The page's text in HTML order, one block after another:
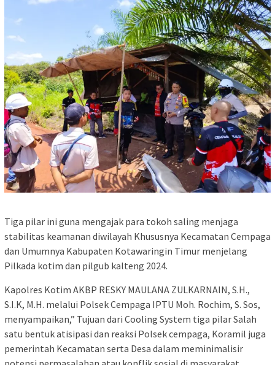
Tiga pilar ini guna mengajak para tokoh saling menjaga
stabilitas keamanan diwilayah Khususnya Kecamatan Cempaga
dan Umumnya Kabupaten Kotawaringin Timur menjelang
Pilkada kotim dan pilgub kalteng 2024.
Kapolres Kotim AKBP RESKY MAULANA ZULKARNAIN, S.H.,
S.I.K, M.H. melalui Polsek Cempaga IPTU Moh. Rochim, S. Sos,
menyampaikan,” Tujuan dari Cooling System tiga pilar Salah
satu bentuk atisipasi dan reaksi Polsek cempaga, Koramil juga
pemerintah Kecamatan serta Desa dalam meminimalisir